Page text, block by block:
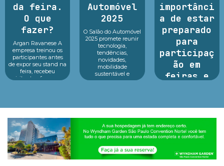
da feira.
O que
fazer?
Argan Ravanese A
empresa treinou os
participantes antes
de expor seu stand na
feira, recebeu
visitantes, fez o seu
Automóvel
2025
O Salão do Automóvel
2025 promete reunir
tecnologia,
tendências,
novidades,
mobilidade
sustentável e
inovação em um só
importânci
a de estar
preparado
para
participaç
ão em
feiras e
Sabemos que
exige um alto
investimento pois
construir seu sta...